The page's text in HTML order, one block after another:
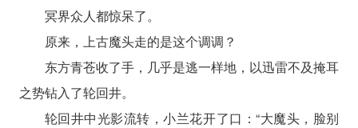
冥界众人都惊呆了。
原来，上古魔头走的是这个调调？
东方青苍收了手，几乎是逃一样地，以迅雷不及掩耳
之势钻入了轮回井。
轮回井中光影流转，小兰花开了口：“大魔头，脸别